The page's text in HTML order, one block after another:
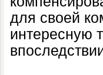
для своей
интересную